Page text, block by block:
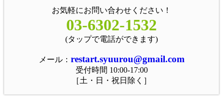
お気軽にお問い合わせください！
03-6302-1532
(タップで電話ができます)
メール： restart.syuurou@gmail.com
受付時間 10:00-17:00
［土・日・祝日除く］